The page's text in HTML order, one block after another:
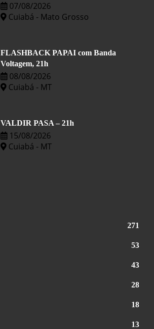
07/08/2026
Cuiabá - Mato Grosso
FLASHBACK PAPAI com Banda
Voltagem, 21h
08/08/2026
Cuiabá - MT
VALDIR PASA – 21h
15/08/2026
Cuiabá - MT
271
53
43
28
18
13